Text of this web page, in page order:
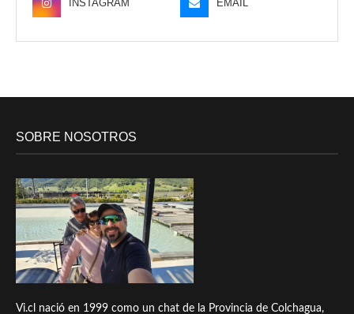
INSTAGRAM EMAIL
SOBRE NOSOTROS
Vi.cl nació en 1999 como un chat de la Provincia de Colchagua,